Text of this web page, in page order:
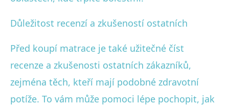
Důležitost recenzí a zkušeností ostatních
Před koupí matrace je také užitečné číst
recenze a zkušenosti ostatních zákazníků,
zejména těch, kteří mají podobné zdravotní
potíže. To vám může pomoci lépe pochopit, jak